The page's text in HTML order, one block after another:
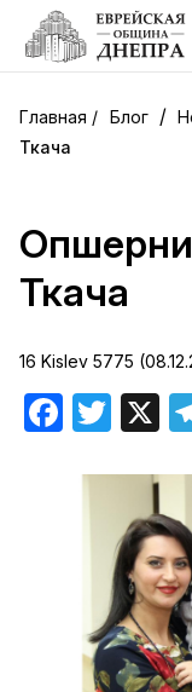
Блог /
Ткача
Ткача
16 Kislev 5775
Facebook
Twitter